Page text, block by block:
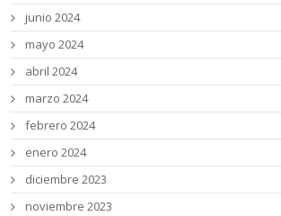
junio 2024
mayo 2024
abril 2024
marzo 2024
febrero 2024
enero 2024
diciembre 2023
noviembre 2023